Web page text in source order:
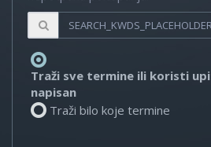
Traži sve termine ili koristi
napisan
Traži bilo koje termine